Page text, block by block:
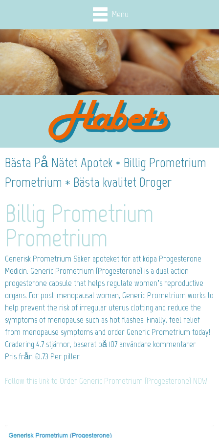
Menu
Bästa På Nätet Apotek * Billig Prometrium
Prometrium * Bästa kvalitet Droger
Billig Prometrium
Prometrium
Generisk Prometrium Säker apoteket för att köpa Progesterone
Medicin. Generic Prometrium (Progesterone) is a dual action
progesterone capsule that helps regulate women’s reproductive
organs. For post-menopausal woman, Generic Prometrium works to
help prevent the risk of irregular uterus clotting and reduce the
symptoms of menopause such as hot flashes. Finally, feel relief
from menopause symptoms and order Generic Prometrium today!
Gradering 4.7 stjärnor, baserat på 107 användare kommentarer
Pris från €1.73 Per piller
Follow this link to Order Generic Prometrium (Progesterone) NOW!